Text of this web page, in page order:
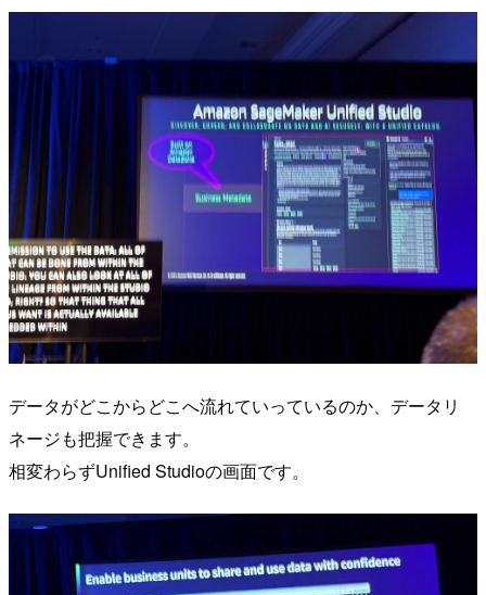
データがどこからどこへ流れていっているのか、データリ
ネージも把握できます。
相変わらずUnified Studioの画面です。